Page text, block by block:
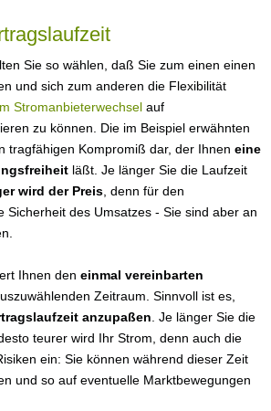
Sie so wählen, daß Sie zum einen einen
und sich zum anderen die Flexibilität
Stromanbieterwechsel auf
zu können. Die im Beispiel erwähnten
tragfähigen Kompromiß dar, der Ihnen eine
läßt. Je länger Sie die Laufzeit
wird der Preis , denn für den
Sicherheit des Umsatzes - Sie sind aber an
Ihnen den einmal vereinbarten
Zeitraum. Sinnvoll ist es,
anzupaßen . Je länger Sie die
teurer wird Ihr Strom, denn auch die
ein: Sie können während dieser Zeit
und so auf eventuelle Marktbewegungen